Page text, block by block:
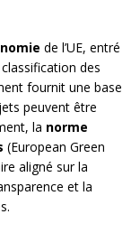
de l’UE, entré
des
fournit une base
peuvent être
la norme
(European Green
aligné sur la
et la